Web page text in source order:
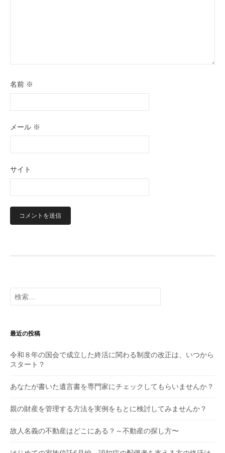
名前 ※
メール ※
サイト
検
索:
最近の投稿
令和８年の国会で成立した終活に関わる制度の改正は、いつから
スタート？
あなたが書いた遺言書を専門家にチェックしてもらいませんか？
親の財産を管理する方法を実例をもとに検討してみませんか？
故人名義の不動産はどこにある？～不動産の探し方〜